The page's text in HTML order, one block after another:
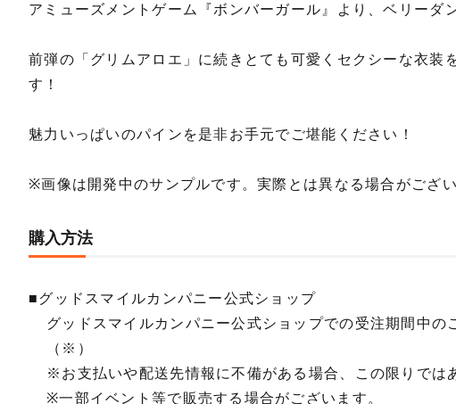
アミューズメントゲーム『ボンバーガール』より、ベリーダ
前弾の「グリムアロエ」に続きとても可愛くセクシーな衣装
す！
魅力いっぱいのパインを是非お手元でご堪能ください！
※画像は開発中のサンプルです。実際とは異なる場合がござい
購入方法
■グッドスマイルカンパニー公式ショップ
グッドスマイルカンパニー公式ショップでの受注期間中の
（※）
※お支払いや配送先情報に不備がある場合、この限りでは
※一部イベント等で販売する場合がございます。